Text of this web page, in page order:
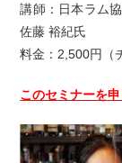
講師：日本ラム
佐藤 裕紀氏
料金：2,500円（
このセミナーを